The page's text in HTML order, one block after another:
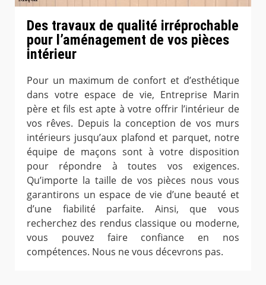
Des travaux de qualité irréprochable
pour l’aménagement de vos pièces
intérieur
Pour un maximum de confort et d’esthétique
dans votre espace de vie, Entreprise Marin
père et fils est apte à votre offrir l’intérieur de
vos rêves. Depuis la conception de vos murs
intérieurs jusqu’aux plafond et parquet, notre
équipe de maçons sont à votre disposition
pour répondre à toutes vos exigences.
Qu’importe la taille de vos pièces nous vous
garantirons un espace de vie d’une beauté et
d’une fiabilité parfaite. Ainsi, que vous
recherchez des rendus classique ou moderne,
vous pouvez faire confiance en nos
compétences. Nous ne vous décevrons pas.